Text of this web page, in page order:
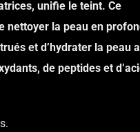
unifie le teint. Ce
nettoyer la peau en
et d’hydrater la peau
de peptides et